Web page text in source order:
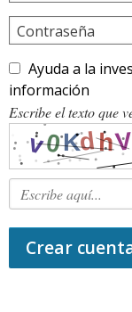
Contraseña
Ayuda a la
información
Escribe el texto que
Crear